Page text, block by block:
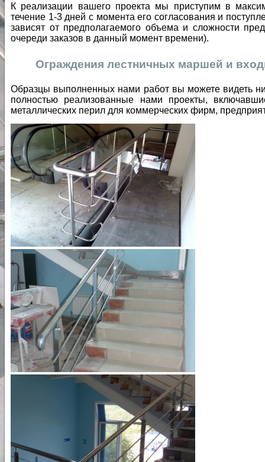
К реализации вашего проекта мы приступим в
течение 1-3 дней с момента его согласования и
зависят от предполагаемого объема и сложности
очереди заказов в данный момент времени).
Ограждения лестничных маршей и
Образцы выполненных нами работ вы можете видеть
полностью реализованные нами проекты,
металлических перил для коммерческих фирм,